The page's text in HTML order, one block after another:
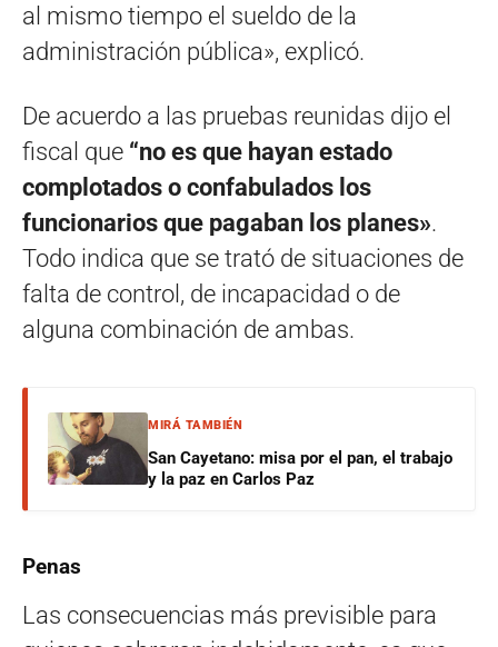
al mismo tiempo el sueldo de la
administración pública», explicó.
De acuerdo a las pruebas reunidas dijo el
fiscal que “no es que hayan estado
complotados o confabulados los
funcionarios que pagaban los planes».
Todo indica que se trató de situaciones de
falta de control, de incapacidad o de
alguna combinación de ambas.
MIRÁ TAMBIÉN
San Cayetano: misa por el pan, el trabajo
y la paz en Carlos Paz
Penas
Las consecuencias más previsible para